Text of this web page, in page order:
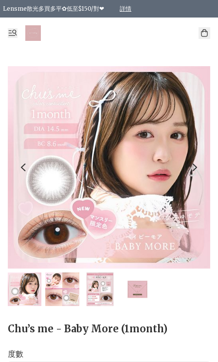
Lensme散光多買多平✿低至$150/對❤ 詳情
台灣Karacon⁩✧日拋 特價清貨❁⃘
日本韓國多款日/月拋現貨☼ 特價❤︎數量有限 售完即止
🇰🇷韓國多款月拋現貨 特價兩對$99✿數量有限 售完即止♫
精選商品，任選買2件或以上9 折；買4件或以上85 折；買6件或以上8 折
精選商品，任選買2件HKD 140.00；買4件HKD 260.00
精選商品，任選買2件HKD 190.00；買4件HKD 360.00
精選商品，任選買2件HKD 110.00；買4件HKD 180.00
精選商品，任選買2件HKD 170.00；買4件HKD 320.00
精選商品，任選買2件或以上減HKD 148.00
精選商品，任選買2件或以上減HKD 148.00
精選商品，任選買2件或以上95 折；買4件或以上9 折；買6件或以上85 折；買8件
精選商品，任選買12件或以上87 折
精選商品，任選買2件或以上減HKD 16.00；買4件或以上減HKD 32.00；買6
精選商品，任選買2件或以上95 折；買4件或以上9 折；買8件或以上85 折；買12
購物滿 HKD 800.00即享免運費優惠！（適用於 特定的送貨方式 )
Chu’s me - Baby More (1month)
度數